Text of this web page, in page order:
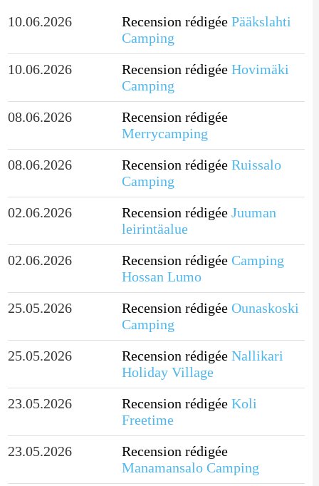
10.06.2026 Recension rédigée Pääkslahti
Camping
10.06.2026
Recension rédigée Hovimäki
Camping
08.06.2026
Recension rédigée
Merrycamping
08.06.2026
Recension rédigée Ruissalo
Camping
02.06.2026
Recension rédigée Juuman
leirintäalue
02.06.2026
Recension rédigée Camping
Hossan Lumo
25.05.2026
Recension rédigée Ounaskoski
Camping
25.05.2026
Recension rédigée Nallikari
Holiday Village
23.05.2026
Recension rédigée Koli
Freetime
23.05.2026
Recension rédigée
Manamansalo Camping